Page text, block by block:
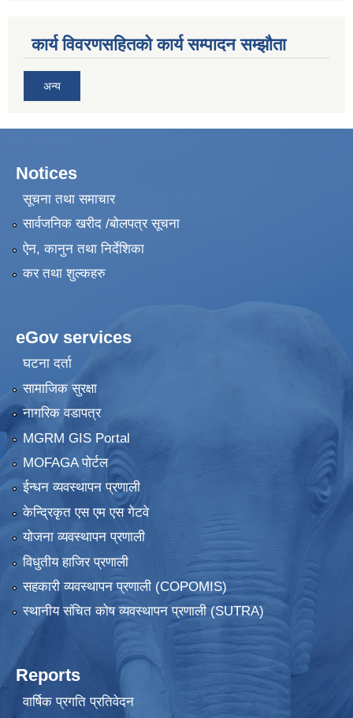
कार्य विवरणसहितको कार्य सम्पादन सम्झौता
अन्य
Notices
सूचना तथा समाचार
सार्वजनिक खरीद /बोलपत्र सूचना
ऐन, कानुन तथा निर्देशिका
कर तथा शुल्कहरु
eGov services
घटना दर्ता
सामाजिक सुरक्षा
नागरिक वडापत्र
MGRM GIS Portal
MOFAGA पोर्टल
ईन्धन व्यवस्थापन प्रणाली
केन्द्रिकृत एस एम एस गेटवे
योजना व्यवस्थापन प्रणाली
विधुतीय हाजिर प्रणाली
सहकारी व्यवस्थापन प्रणाली (COPOMIS)
स्थानीय संचित कोष व्यवस्थापन प्रणाली (SUTRA)
Reports
वार्षिक प्रगति प्रतिवेदन